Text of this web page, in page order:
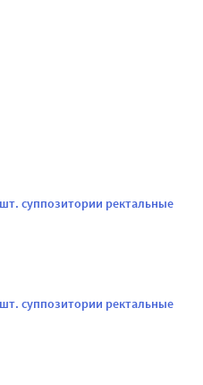
суппозитории ректальные
суппозитории ректальные